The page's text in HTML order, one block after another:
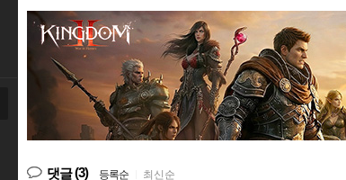
댓글(3) 등록순 최신순